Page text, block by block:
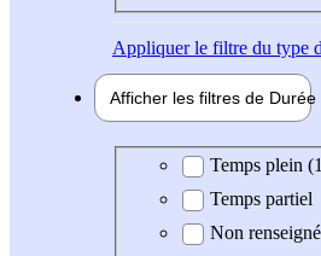
Appliquerle filtre du type
Afficher les filtres de Durée
Durée hebdomadaire
Temps plein
Temps partiel
Non